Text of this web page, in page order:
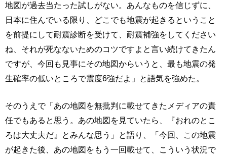
地図が過去当たった試しがない。あんなものを信じずに、
日本に住んでいる限り、どこでも地震が起きるということ
を前提にして耐震診断を受けて、耐震補強をしてください
ね、それが死なないためのコツですよと言い続けてきたん
ですが、今回も見事にその地図からいうと、最も地震の発
生確率の低いところで震度6強だよ」と語気を強めた。
そのうえで「あの地図を無批判に載せてきたメディアの責
任でもあると思う。あの地図を見ていたら、『おれのとこ
ろは大丈夫だ』とみんな思う」と語り、「今回、この地震
が起きた後、あの地図をもう一回載せて、こういう状況で